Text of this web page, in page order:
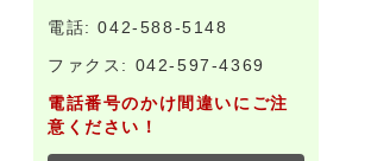
電話: 042-588-5148
ファクス: 042-597-4369
電話番号のかけ間違いにご注
意ください！